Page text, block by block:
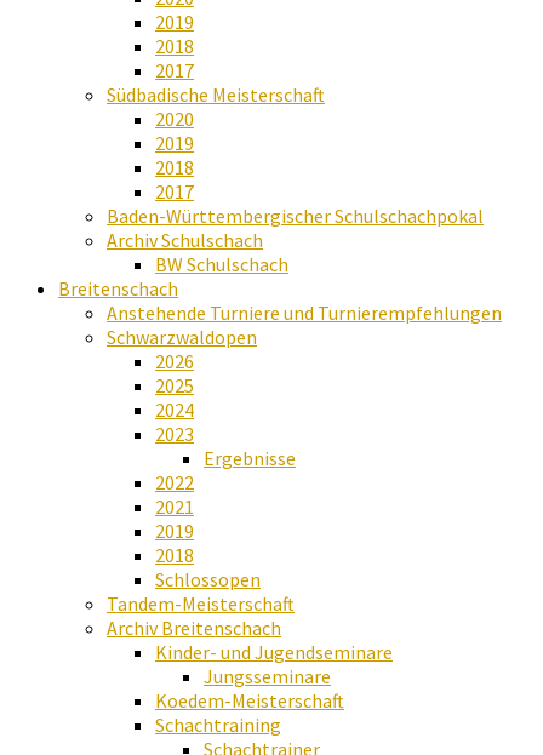
2019
2018
2017
Südbadische Meisterschaft
2020
2019
2018
2017
Baden-Württembergischer Schulschachpokal
Archiv Schulschach
BW Schulschach
Breitenschach
Anstehende Turniere und Turnierempfehlungen
Schwarzwaldopen
2026
2025
2024
2023
Ergebnisse
2022
2021
2019
2018
Schlossopen
Tandem-Meisterschaft
Archiv Breitenschach
Kinder- und Jugendseminare
Jungsseminare
Koedem-Meisterschaft
Schachtraining
Schachtrainer